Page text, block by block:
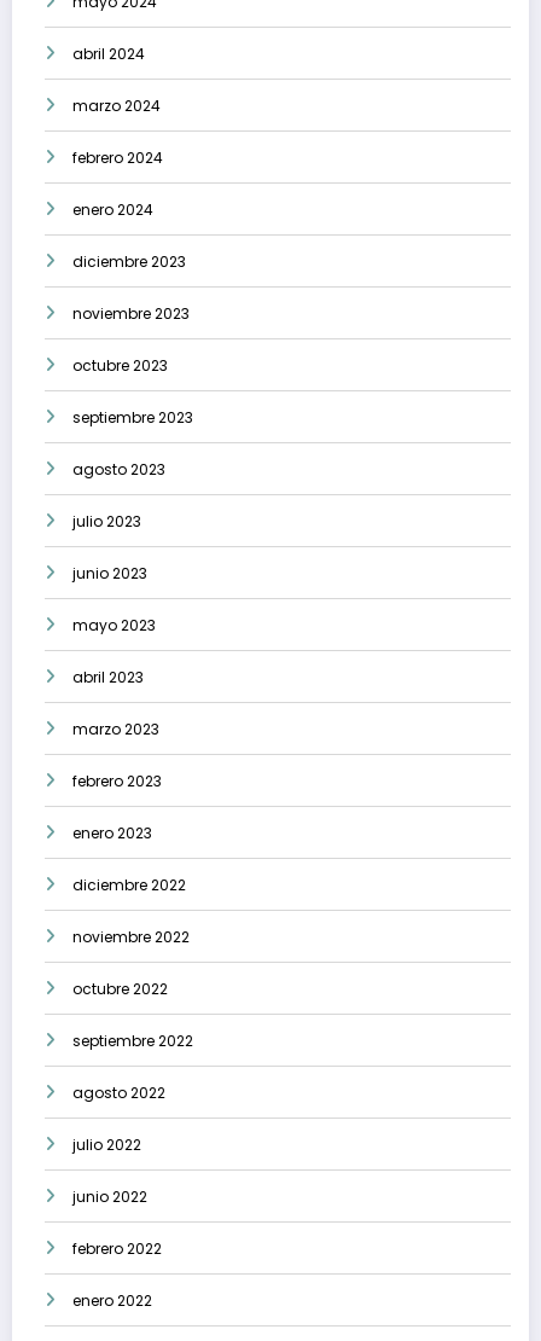
abril 2024
marzo 2024
febrero 2024
enero 2024
diciembre 2023
noviembre 2023
octubre 2023
septiembre 2023
agosto 2023
julio 2023
junio 2023
mayo 2023
abril 2023
marzo 2023
febrero 2023
enero 2023
diciembre 2022
noviembre 2022
octubre 2022
septiembre 2022
agosto 2022
julio 2022
junio 2022
febrero 2022
enero 2022